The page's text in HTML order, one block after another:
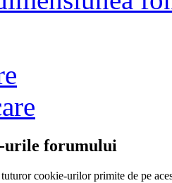
urile forumului
cookie-urilor primite de pe